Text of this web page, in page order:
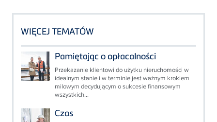
WIĘCEJ TEMATÓW
Pamiętając o opłacalności
Przekazanie klientowi do użytku nieruchomości w
idealnym stanie i w terminie jest ważnym krokiem
milowym decydującym o sukcesie finansowym
wszystkich...
Czas